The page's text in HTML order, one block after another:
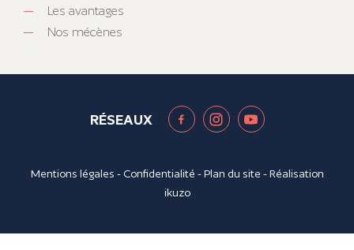
Les avantages
Nos mécènes
RÉSEAUX
Mentions légales - Confidentialité -Plan du site - Réalisation
ikuzo